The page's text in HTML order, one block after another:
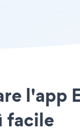
l'app
facile